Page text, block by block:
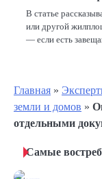
В статье
или другой
— если есть
Главная »
земли и домов »
отдельными
Самые